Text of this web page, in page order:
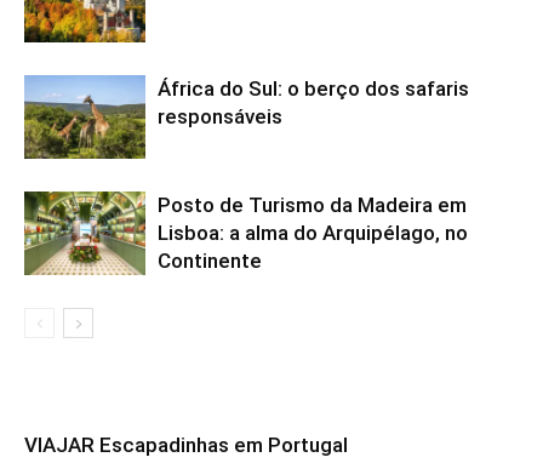
África do Sul: o berço dos safaris
responsáveis
Posto de Turismo da Madeira em
Lisboa: a alma do Arquipélago, no
Continente
VIAJAR Escapadinhas em Portugal